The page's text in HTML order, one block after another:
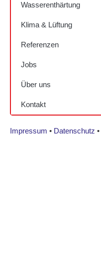
Wasserenthärtung
Klima & Lüftung
Referenzen
Jobs
Über uns
Kontakt
Impressum • Datenschutz •